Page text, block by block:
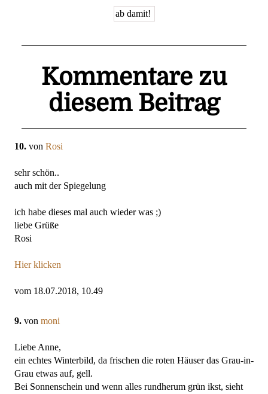
Kommentare zu
diesem Beitrag
10. von Rosi
sehr schön..
auch mit der Spiegelung
ich habe dieses mal auch wieder was ;)
liebe Grüße
Rosi
Hier klicken
vom 18.07.2018, 10.49
9. von moni
Liebe Anne,
ein echtes Winterbild, da frischen die roten Häuser das Grau-in-
Grau etwas auf, gell.
Bei Sonnenschein und wenn alles rundherum grün ikst, sieht